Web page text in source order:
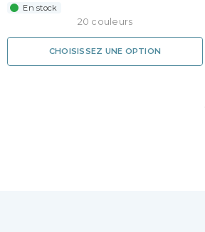
En stock
20 couleurs
CHOISISSEZ UNE OPTION